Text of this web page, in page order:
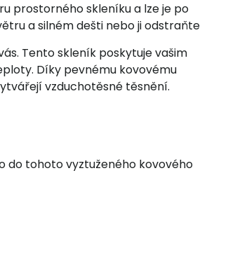
prostorného skleníku a lze je po
a silném dešti nebo ji odstraňte
Tento skleník poskytuje vašim
Díky pevnému kovovému
vzduchotěsné těsnění.
do tohoto vyztuženého kovového